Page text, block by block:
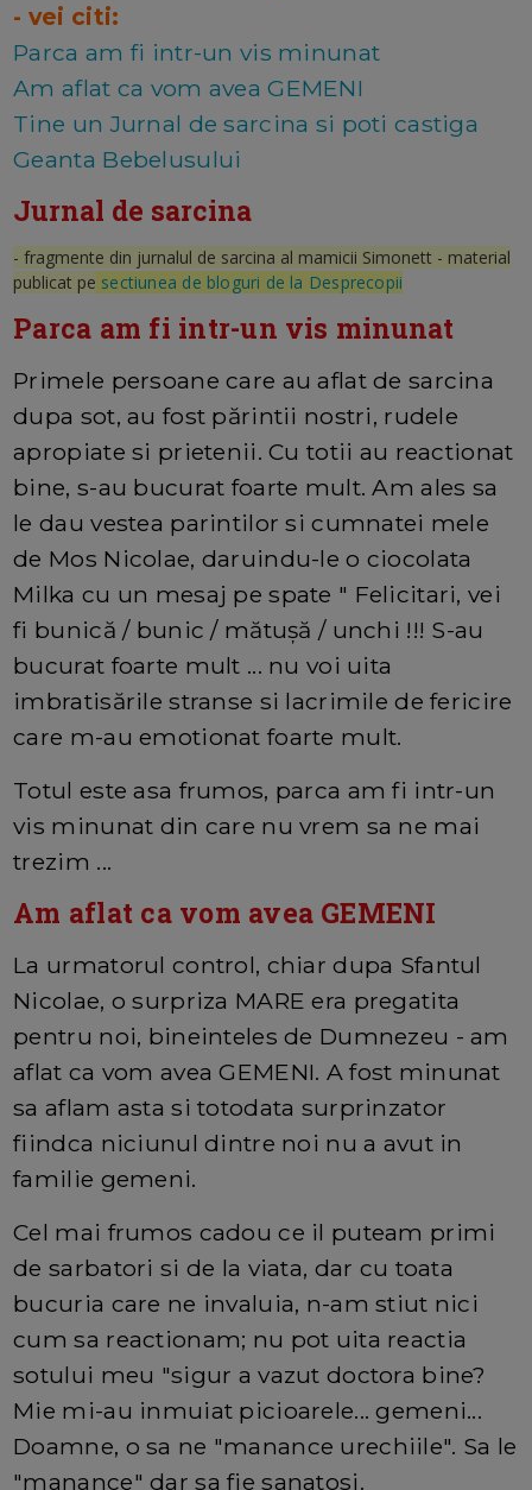
- vei citi:
Parca am fi intr-un vis minunat
Am aflat ca vom avea GEMENI
Tine un Jurnal de sarcina si poti castiga
Geanta Bebelusului
Jurnal de sarcina
- fragmente din jurnalul de sarcina al mamicii Simonett - material
publicat pe sectiunea de bloguri de la Desprecopii
Parca am fi intr-un vis minunat
Primele persoane care au aflat de sarcina
dupa sot, au fost părintii nostri, rudele
apropiate si prietenii. Cu totii au reactionat
bine, s-au bucurat foarte mult. Am ales sa
le dau vestea parintilor si cumnatei mele
de Mos Nicolae, daruindu-le o ciocolata
Milka cu un mesaj pe spate " Felicitari, vei
fi bunică / bunic / mătușă / unchi !!! S-au
bucurat foarte mult ... nu voi uita
imbratisările stranse si lacrimile de fericire
care m-au emotionat foarte mult.
Totul este asa frumos, parca am fi intr-un
vis minunat din care nu vrem sa ne mai
trezim ...
Am aflat ca vom avea GEMENI
La urmatorul control, chiar dupa Sfantul
Nicolae, o surpriza MARE era pregatita
pentru noi, bineinteles de Dumnezeu - am
aflat ca vom avea GEMENI. A fost minunat
sa aflam asta si totodata surprinzator
fiindca niciunul dintre noi nu a avut in
familie gemeni.
Cel mai frumos cadou ce il puteam primi
de sarbatori si de la viata, dar cu toata
bucuria care ne invaluia, n-am stiut nici
cum sa reactionam; nu pot uita reactia
sotului meu "sigur a vazut doctora bine?
Mie mi-au inmuiat picioarele... gemeni...
Doamne, o sa ne "manance urechiile". Sa le
"manance" dar sa fie sanatosi.